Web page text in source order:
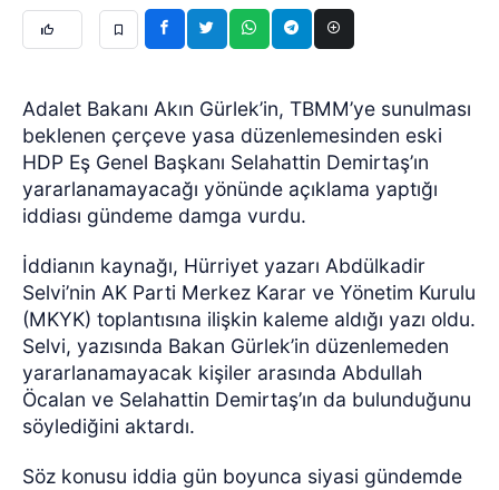
Adalet Bakanı Akın Gürlek’in, TBMM’ye sunulması
beklenen çerçeve yasa düzenlemesinden eski
HDP Eş Genel Başkanı Selahattin Demirtaş’ın
yararlanamayacağı yönünde açıklama yaptığı
iddiası gündeme damga vurdu.
İddianın kaynağı, Hürriyet yazarı Abdülkadir
Selvi’nin AK Parti Merkez Karar ve Yönetim Kurulu
(MKYK) toplantısına ilişkin kaleme aldığı yazı oldu.
Selvi, yazısında Bakan Gürlek’in düzenlemeden
yararlanamayacak kişiler arasında Abdullah
Öcalan ve Selahattin Demirtaş’ın da bulunduğunu
söylediğini aktardı.
Söz konusu iddia gün boyunca siyasi gündemde